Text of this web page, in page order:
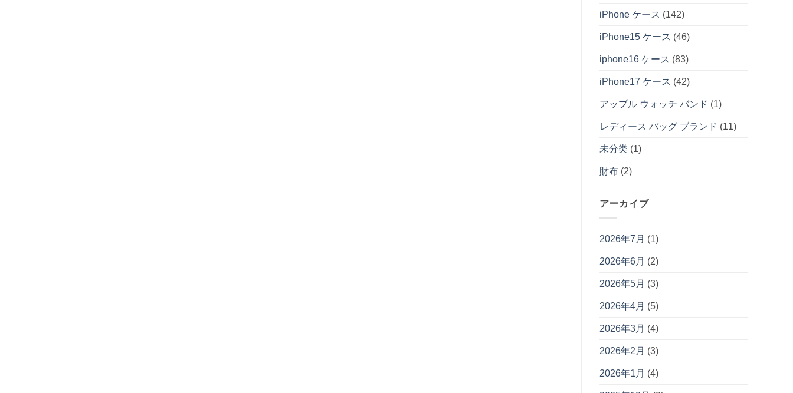
iPhone ケース (142)
iPhone15 ケース (46)
iphone16 ケース (83)
iPhone17 ケース (42)
アップル ウォッチ バンド (1)
レディース バッグ ブランド (11)
未分类(1)
財布(2)
アーカイブ
2026年7月 (1)
2026年6月 (2)
2026年5月 (3)
2026年4月 (5)
2026年3月 (4)
2026年2月 (3)
2026年1月 (4)